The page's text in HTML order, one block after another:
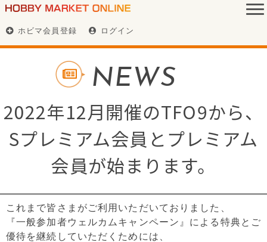
ホビマ会員登録 ログイン
NEWS
2022年12月開催のTFO9から、
Sプレミアム会員とプレミアム
会員が始まります。
これまで皆さまがご利用いただいておりました、
『一般参加者ウェルカムキャンペーン』による特典とご
優待を継続していただくためには、